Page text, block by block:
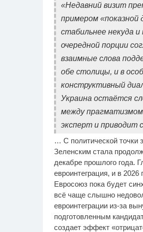
«Недавний визит
примером
стабильнее некуда
очередной порции
взаимные слова
обе столицы, и в
конструктивный
Украина остаётся
между
эксперт и
… С политической точки
Зеленским стала
декабре прошлого года.
евроинтеграция, и в
Евросоюз пока будет
всё чаще слышно
евроинтеграции из-за
подготовленным
создает эффект